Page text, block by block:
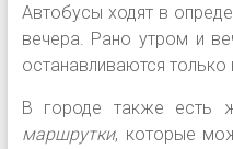
Автобусы ходят в
вечера. Рано утром и
останавливаются только
В городе также есть
маршрутки, которые